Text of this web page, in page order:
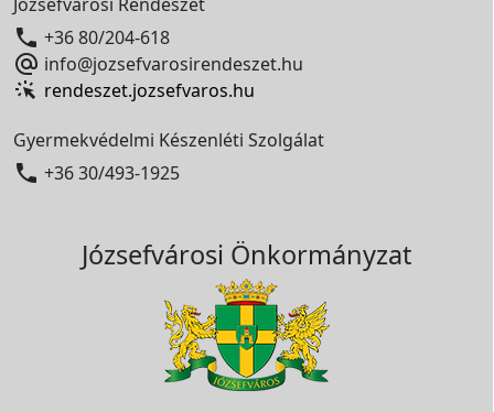
 +36 80/204-618
 info@jozsefvarosirendeszet.hu
rendeszet.jozsefvaros.hu
Gyermekvédelmi Készenléti Szolgálat
 +36 30/493-1925
Józsefvárosi Önkormányzat